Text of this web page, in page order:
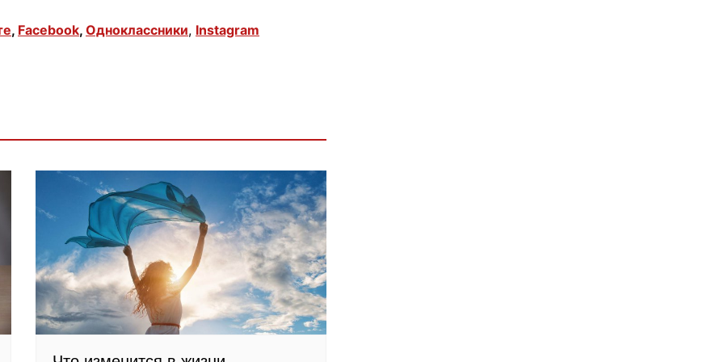
, Facebook, Одноклассники, Instagram